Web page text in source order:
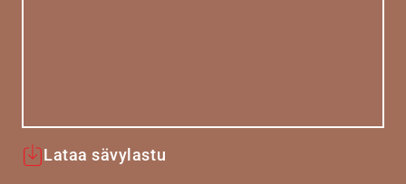
Lataa sävylastu